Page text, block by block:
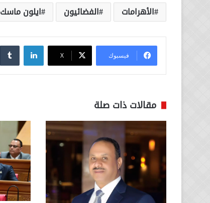
الأهرامات الفضائيون ايلون ماسك
فيسبوك ‫X
لينكدإن
مقالات ذات صلة